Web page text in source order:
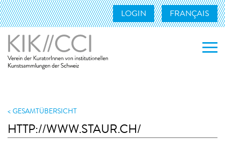
LOGIN FRANÇAIS
WAS WIR TUN
MITGLIEDER
GESAMTÜBERSICHT
HTTP://WWW.STAUR.CH/